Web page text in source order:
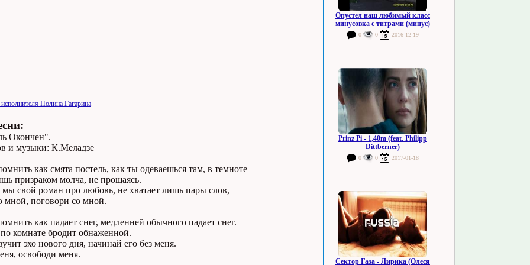
Полина Гагарина
Окончен".
и музыки: К.Меладзе
как смята постель, как ты одеваешься там, в темноте
призраком молча, не прощаясь.
свой роман про любовь, не хватает лишь пары слов,
мной, поговори со мной.
как падает снег, медленней обычного падает снег.
комнате бродит обнаженной.
эхо нового дня, начинай его без меня.
освободи меня.
Опустел наш любимый класс
минусовка с титрами (минус)
0 0 2016-12-19
Prinz Pi - 1,40m (feat. Philipp
Dittberner)
0 0 2017-01-18
Сектор Газа - Лирика (Олеся